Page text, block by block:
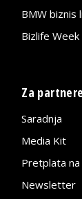
BMW biznis
Bizlife Week
Za partnere
Saradnja
Media Kit
Pretplata na
Newsletter